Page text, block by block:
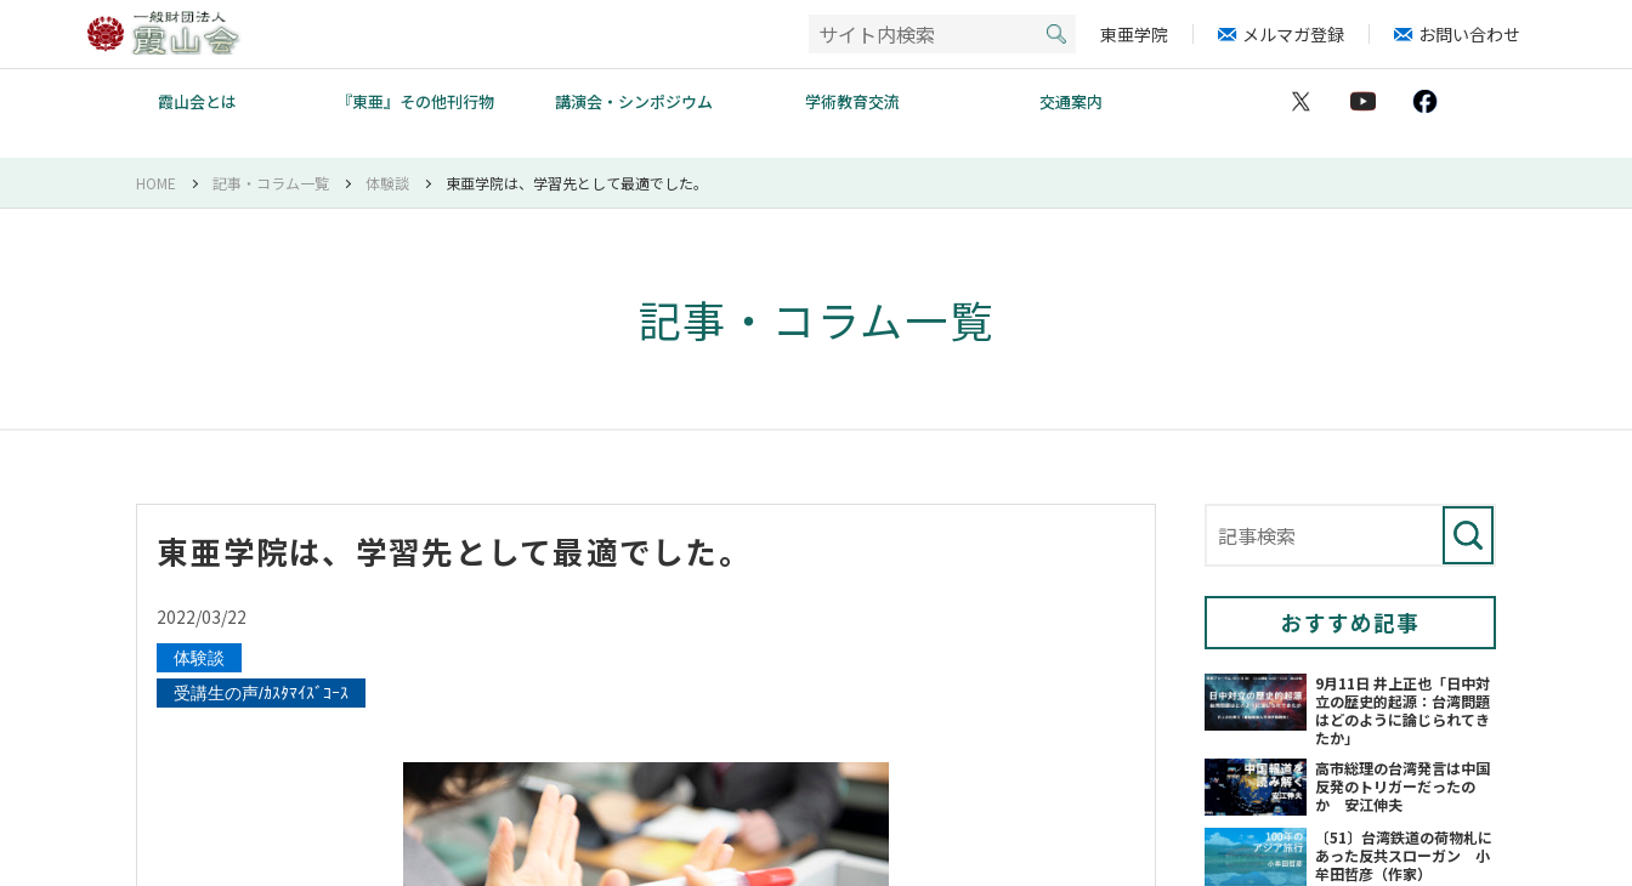
東亜学院 メルマガ登録 お問い合わせ
霞山会とは 『東亜』その他刊行物 講演会・シンポジウム 学術教育交流 交通案内
HOME 記事・コラム一覧 体験談 東亜学院は、学習先として最適でした。
記事・コラム一覧
東亜学院は、学習先として最適でした。
2022/03/22
体験談
受講生の声/ｶｽﾀﾏｲｽﾞｺｰｽ
おすすめ記事
9月11日 井上正也「日中対
立の歴史的起源：台湾問題
はどのように論じられてき
たか」
高市総理の台湾発言は中国
反発のトリガーだったの
か 安江伸夫
〔51〕台湾鉄道の荷物札に
あった反共スローガン 小
牟田哲彦（作家）